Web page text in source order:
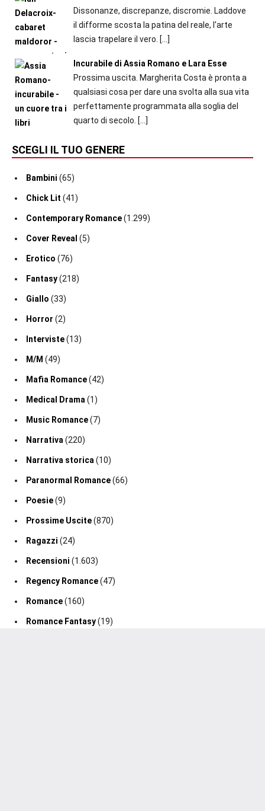
Dissonanze, discrepanze, discromie. Laddove
il difforme scosta la patina del reale, l'arte
lascia trapelare il vero. […]
Incurabile di Assia Romano e Lara Esse
Prossima uscita. Margherita Costa è pronta a
qualsiasi cosa per dare una svolta alla sua vita
perfettamente programmata alla soglia del
quarto di secolo. […]
SCEGLI IL TUO GENERE
Bambini (65)
Chick Lit (41)
Contemporary Romance(1.299)
Cover Reveal (5)
Erotico (76)
Fantasy(218)
Giallo (33)
Horror (2)
Interviste(13)
M/M (49)
Mafia Romance(42)
Medical Drama (1)
Music Romance(7)
Narrativa (220)
Narrativa storica (10)
Paranormal Romance(66)
Poesie(9)
Prossime Uscite(870)
Ragazzi (24)
Recensioni (1.603)
Regency Romance(47)
Romance(160)
Romance Fantasy(19)